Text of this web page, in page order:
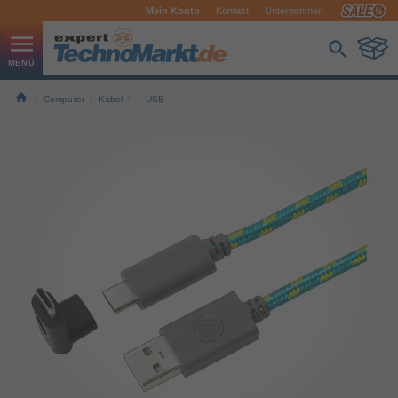
Mein Konto Kontakt Unternehmen
Computer Kabel USB